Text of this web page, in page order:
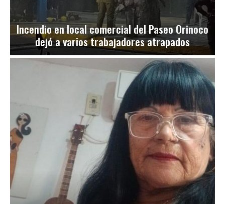
Incendio en local comercial del Paseo Orinoco
dejó a varios trabajadores atrapados